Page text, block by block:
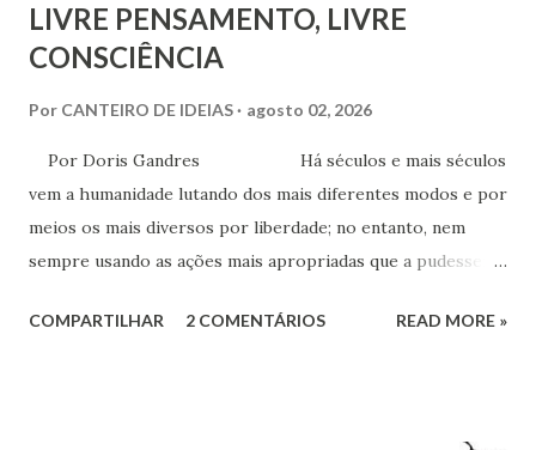
LIVRE PENSAMENTO, LIVRE
CONSCIÊNCIA
Por CANTEIRO DE IDEIAS agosto 02, 2026
Por Doris Gandres Há séculos e mais séculos
vem a humanidade lutando dos mais diferentes modos e por
meios os mais diversos por liberdade; no entanto, nem
sempre usando as ações mais apropriadas que a pudessem
aspecto material, terreno... Mesmo civilizações,
COMPARTILHAR 2 COMENTÁRIOS READ MORE »